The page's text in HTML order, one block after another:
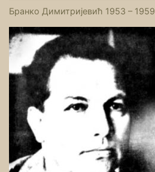
Бранко Димитријевић 1953 – 1959